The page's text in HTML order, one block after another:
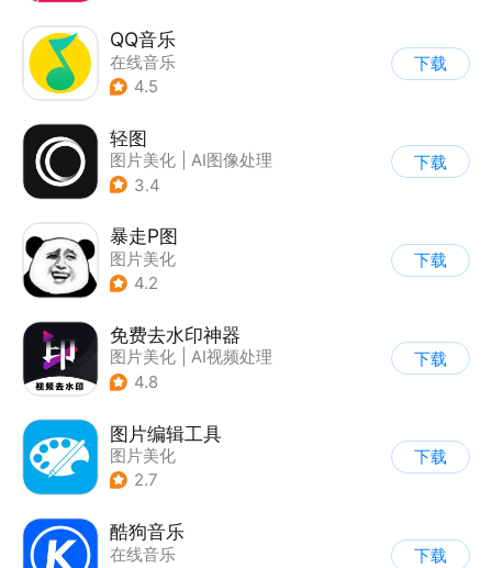
QQ音乐
在线音乐
4.5
下载
轻图
图片美化
AI图像处理
3.4
下载
暴走P图
图片美化
4.2
下载
免费去水印神器
图片美化
AI视频处理
4.8
下载
图片编辑工具
图片美化
2.7
下载
酷狗音乐
在线音乐
下载